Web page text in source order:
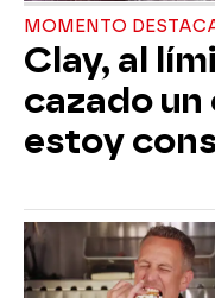
MOMENTO
Clay, al
cazado un
estoy